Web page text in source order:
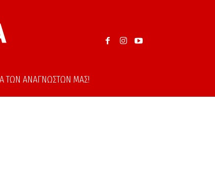
ΤΩΝ ΑΝΑΓΝΩΣΤΩΝ ΜΑΣ!